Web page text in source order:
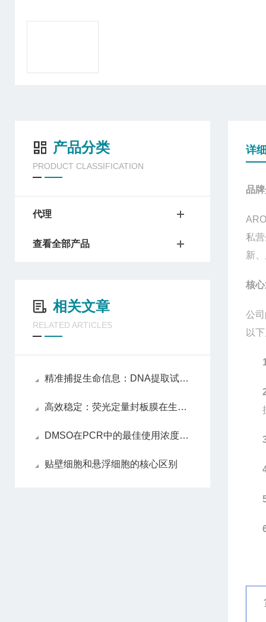
产品分类
PRODUCT CLASSIFICATION
代理
查看全部产品
相关文章
RELATED ARTICLES
精准捕捉生命信息：DNA提取试剂盒解锁遗传密码的关键
高效稳定：荧光定量封板膜在生物实验中的应用
DMSO在PCR中的最佳使用浓度是多少？
贴壁细胞和悬浮细胞的核心区别
详
品
私
新
核
公
以